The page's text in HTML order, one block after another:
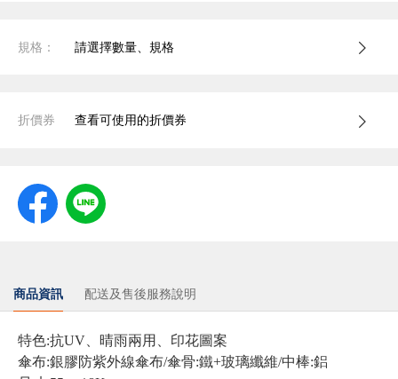
規格： 請選擇數量、規格
折價券 查看可使用的折價券
商品資訊 配送及售後服務說明
特色:抗UV、晴雨兩用、印花圖案
傘布:銀膠防紫外線傘布/傘骨:鐵+玻璃纖維/中棒:鋁